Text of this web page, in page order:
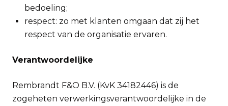
bedoeling;
respect: zo met klanten omgaan dat zij het
respect van de organisatie ervaren.
Verantwoordelijke
Rembrandt F&O B.V. (KvK 34182446) is de
zogeheten verwerkingsverantwoordelijke in de